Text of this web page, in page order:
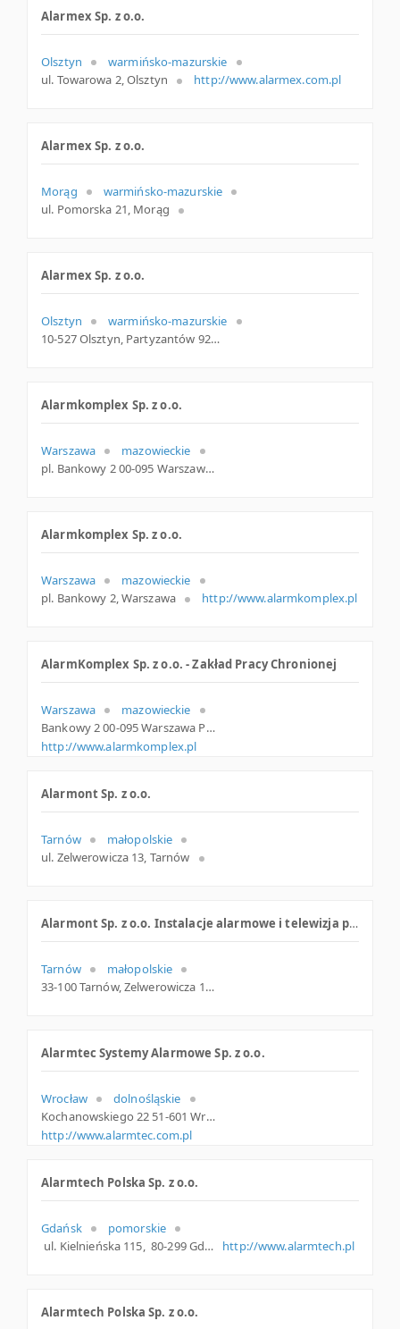
Alarmex Sp. z o.o.
Olsztyn
warmińsko-mazurskie
ul. Towarowa 2, Olsztyn
http://www.alarmex.com.pl
Alarmex Sp. z o.o.
Morąg
warmińsko-mazurskie
ul. Pomorska 21, Morąg
Alarmex Sp. z o.o.
Olsztyn
warmińsko-mazurskie
10-527 Olsztyn, Partyzantów 92 lok. 8, woj. Warmińsko-mazurskie, pow. Olsztyn, gm. Olsztyn
Alarmkomplex Sp. z o.o.
Warszawa
mazowieckie
pl. Bankowy 2 00-095 Warszawa Polska
Alarmkomplex Sp. z o.o.
Warszawa
mazowieckie
pl. Bankowy 2, Warszawa
http://www.alarmkomplex.pl
AlarmKomplex Sp. z o.o. - Zakład Pracy Chronionej
Warszawa
mazowieckie
Bankowy 2 00-095 Warszawa Polska
http://www.alarmkomplex.pl
Alarmont Sp. z o.o.
Tarnów
małopolskie
ul. Zelwerowicza 13, Tarnów
Alarmont Sp. z o.o. Instalacje alarmowe i telewizja przemysłowa
Tarnów
małopolskie
33-100 Tarnów, Zelwerowicza 13, woj. Małopolskie, pow. Tarnów, gm. Tarnów
Alarmtec Systemy Alarmowe Sp. z o.o.
Wrocław
dolnośląskie
Kochanowskiego 22 51-601 Wrocław Polska
http://www.alarmtec.com.pl
Alarmtech Polska Sp. z o.o.
Gdańsk
pomorskie
ul. Kielnieńska 115, 80-299 Gdańsk, gdański, pomorskie
http://www.alarmtech.pl
Alarmtech Polska Sp. z o.o.